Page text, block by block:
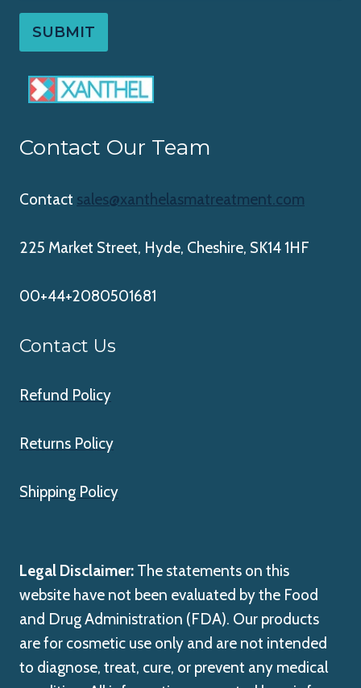
SUBMIT
Contact Our Team
Contact sales@xanthelasmatreatment.com
225 Market Street, Hyde, Cheshire, SK14 1HF
00+44+2080501681
Contact Us
Refund Policy
Returns Policy
Shipping Policy
Legal Disclaimer: The statements on this
website have not been evaluated by the Food
and Drug Administration (FDA). Our products
are for cosmetic use only and are not intended
to diagnose, treat, cure, or prevent any medical